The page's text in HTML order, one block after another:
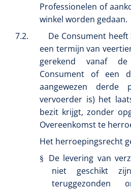
Mölnlycke
Schoenovertrek - non woven -
Professionelen of
winkel worden gedaan.
7.2.
De Consument
een termijn van
gerekend vanaf
Consument of een
aangewezen
vervoerder is) het
bezit krijgt, zonder
Overeenkomst te
Het herroepingsrecht
§
De levering van
niet geschikt
teruggezonden